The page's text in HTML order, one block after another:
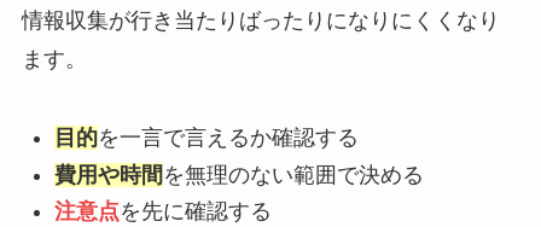
情報収集が行き当たりばったりになりにくくなり
ます。
目的を一言で言えるか確認する
費用や時間 を無理のない範囲で決める
注意点を先に確認する